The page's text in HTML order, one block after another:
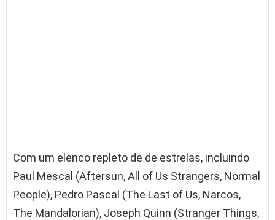
Com um elenco repleto de de estrelas, incluindo
Paul Mescal (Aftersun, All of Us Strangers, Normal
People), Pedro Pascal (The Last of Us, Narcos,
The Mandalorian), Joseph Quinn (Stranger Things,